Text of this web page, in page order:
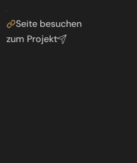
Seite besuchen
zum Projekt